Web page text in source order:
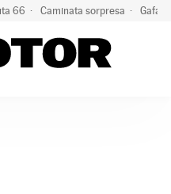
66 Caminata sorpresa Gafas